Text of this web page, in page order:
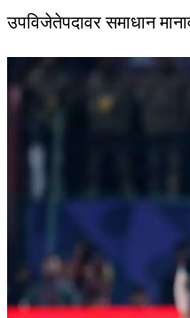
उपविजेतेपदावर समाधान